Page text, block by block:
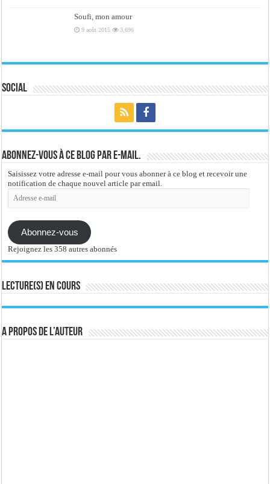
Soufi, mon amour
9 août 2015 3,696
Social
Abonnez-vous à ce blog par e-mail.
Saisissez votre adresse e-mail pour vous abonner à ce blog et recevoir une
notification de chaque nouvel article par email.
Adresse
e-
Abonnez-vous
Rejoignez les 358 autres abonnés
Lecture(s) en cours
A propos de l’auteur